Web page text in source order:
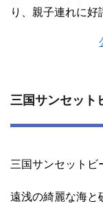
り、親子連れに好
三国サンセット
三国サンセットビ
遠浅の綺麗な海と